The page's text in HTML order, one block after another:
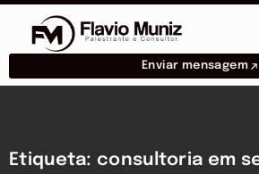
Enviar mensagem
Etiqueta: consultoria em